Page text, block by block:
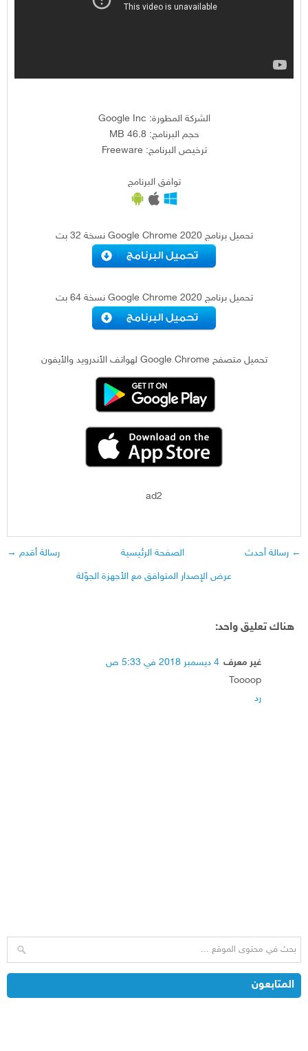
الشركة المطورة: Google Inc
حجم البرنامج: 46.8 MB
ترخيص البرنامج: Freeware
توافق البرنامج
تحميل برنامج Google Chrome 2020 نسخة 32 بت
تحميل برنامج Google Chrome 2020 نسخة 64 بت
تحميل متصفح Google Chrome لهواتف الأندرويد والأيفون
ad2
← رسالة أحدث رسالة أقدم →
الصفحة الرئيسية
عرض الإصدار المتوافق مع الأجهزة الجوّلة
هناك تعليق واحد:
غير معرف 4 ديسمبر 2018 في 5:33 ص
Toooop
رد
المتابعون